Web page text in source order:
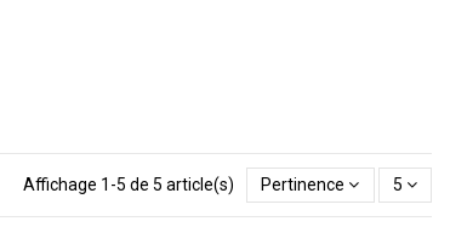
Affichage 1-5 de 5 article(s) Pertinence 5